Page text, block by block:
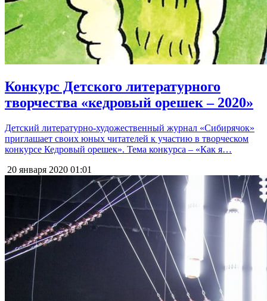
Конкурс Детского литературного
творчества «кедровый орешек – 2020»
Детский литературно-художественный журнал «Сибирячок»
приглашает своих юных читателей к участию в творческом
конкурсе Кедровый орешек». Тема конкурса – «Как я…
20 января 2020 01:01